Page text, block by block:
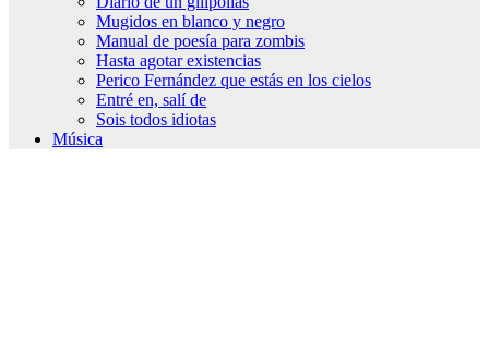
Mugidos en blanco y negro
Manual de poesía para zombis
Hasta agotar existencias
Perico Fernández que estás en los cielos
Entré en, salí de
Sois todos idiotas
Música